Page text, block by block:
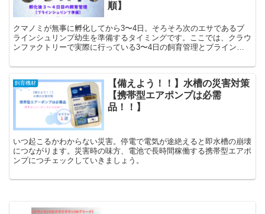
順】
クマノミが無事に孵化してから3〜4日。そろそろ次のエサであるブ
ラインシュリンプ幼生を準備するタイミングです。ここでは、クラウ
ンファクトリーで実際に行っている3〜4日の飼育管理とブラインシ
飼育機材
【備えよう！！】水槽の災害対策
【携帯型エアポンプは必需
品！！】
いつ起こるかわからない災害。停電で電気が途絶えると即水槽の崩壊
につながります。災害時の味方、電池で長時間稼働する携帯型エアポ
ンプにつチェックしていきましょう。